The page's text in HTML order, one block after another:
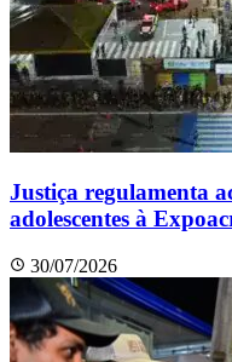
Justiça regulamenta
adolescentes à
30/07/2026